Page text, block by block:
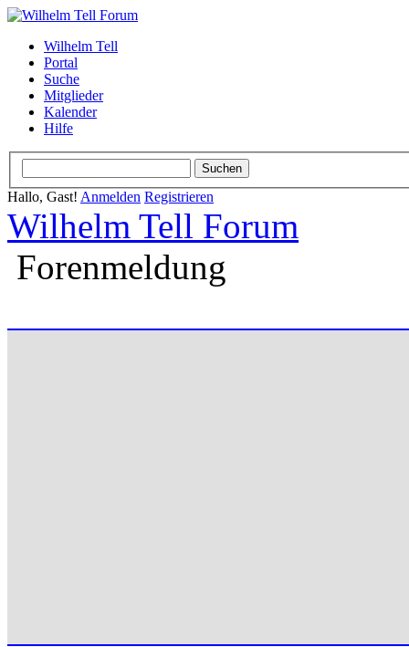
Wilhelm Tell
Portal
Suche
Mitglieder
Kalender
Hilfe
Hallo, Gast! Anmelden Registrieren
Wilhelm Tell Forum
Forenmeldung